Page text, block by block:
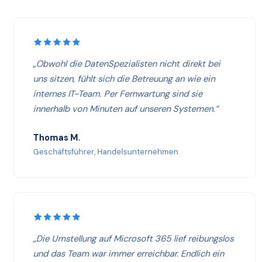
„Obwohl die DatenSpezialisten nicht direkt bei
uns sitzen, fühlt sich die Betreuung an wie ein
internes IT-Team. Per Fernwartung sind sie
innerhalb von Minuten auf unseren Systemen.“
Thomas M.
Geschäftsführer, Handelsunternehmen
„Die Umstellung auf Microsoft 365 lief reibungslos
und das Team war immer erreichbar. Endlich ein